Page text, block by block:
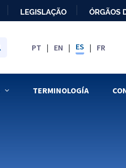
LEGISLAÇÃO ÓRGÃOS
PT EN ES FR
TERMINOLOGÍA